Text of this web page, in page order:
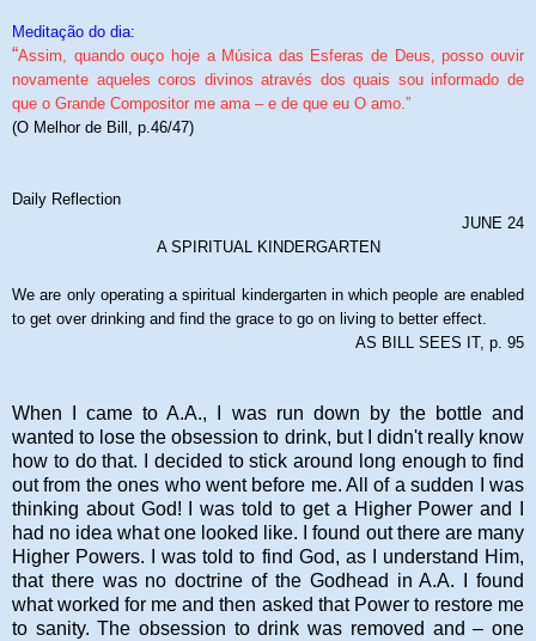
Meditação do dia:
“Assim, quando ouço hoje a Música das Esferas de Deus, posso ouvir
novamente aqueles coros divinos através dos quais sou informado de
que o Grande Compositor me ama – e de que eu O amo.”
(O Melhor de Bill, p.46/47)
Daily Reflection
JUNE 24
A SPIRITUAL KINDERGARTEN
We are only operating a spiritual kindergarten in which people are enabled
to get over drinking and find the grace to go on living to better effect.
AS BILL SEES IT, p. 95
When I came to A.A., I was run down by the bottle and
wanted to lose the obsession to drink, but I didn't really know
how to do that. I decided to stick around long enough to find
out from the ones who went before me. All of a sudden I was
thinking about God! I was told to get a Higher Power and I
had no idea what one looked like. I found out there are many
Higher Powers. I was told to find God, as I understand Him,
that there was no doctrine of the Godhead in A.A. I found
what worked for me and then asked that Power to restore me
to sanity. The obsession to drink was removed and – one